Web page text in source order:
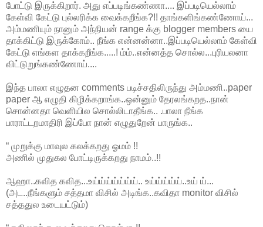
போட்டு இருக்கிறார். அது எப்படிங்கண்ணா.... இப்படியெல்லாம்
கேள்வி கேட்டு புல்லரிக்க வைக்கறீங்க?!! தாங்களிங்கண்ணோய்...
அம்மணியும் நானும் அந்நியன் range க்கு blogger members யை
தாக்கிட்டு இருக்கோம்.. நீங்க என்னன்னா..இப்படியெல்லாம் கேள்வி
கேட்டு எங்கள தாக்கறீங்க.....! ம்ம்..என்னத்த சொல்ல...புரியலனா
விட்டுறுங்கண்ணோய்....
இந்த பாலா எழுதன comments படிச்சதிலிருந்து அம்மணி..paper
paper ஆ எழுதி கிழிக்கறாங்க..ஒன்னும் தேரலங்கறத..நான்
சொன்னதா வெளியில சொல்லிடாதீங்க.. .பாலா நீங்க
பாராட்டறமாதிரி இப்போ நான் எழுதுறேன் பாருங்க..
“ முறுக்கு மாவுல கலக்கறது ஓமம் !!
அணில் முதுகல போட்டிருக்கறது நாமம்..!!
ஆஹா..கவித கவித...உய்ய்ய்ய்ய்ய்ய்.. உய்ய்ய்ய்ய்..உய் ய்...
(அட..நீங்களும் சத்தமா விசில் அடிங்க..கவிதா monitor விசில்
சத்ததுல உடையட்டும்)